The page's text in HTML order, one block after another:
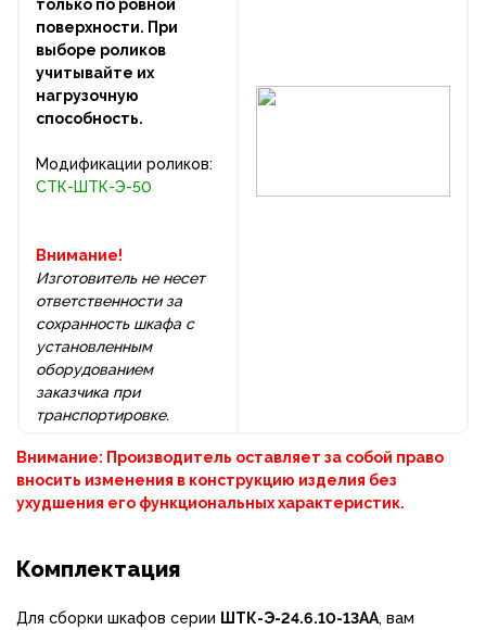
только по ровной
поверхности. При
выборе роликов
учитывайте их
нагрузочную
способность.
Модификации роликов:
СТК-ШТК-Э-50
Внимание!
Изготовитель не несет
ответственности за
сохранность шкафа с
установленным
оборудованием
заказчика при
транспортировке.
Внимание: Производитель оставляет за собой право
вносить изменения в конструкцию изделия без
ухудшения его функциональных характеристик.
Комплектация
Для сборки шкафов серии ШТК-Э-24.6.10-13АА, вам